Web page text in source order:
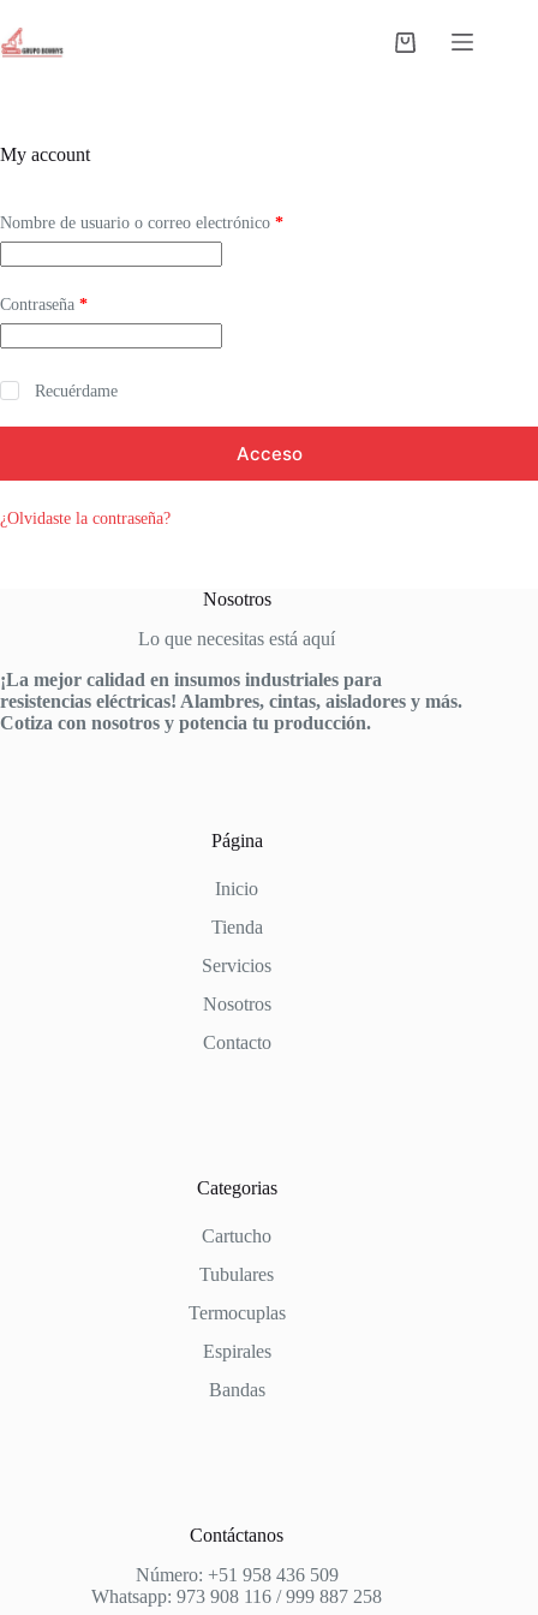
contenido
Carro
My account
Nombre de usuario o correo electrónico *Obligatorio
Contraseña *Obligatorio
Recuérdame
Acceso
¿Olvidaste la contraseña?
Nosotros
Lo que necesitas está aquí
¡La mejor calidad en insumos industriales para
resistencias eléctricas! Alambres, cintas, aisladores y más.
Cotiza con nosotros y potencia tu producción.
Página
Inicio
Tienda
Servicios
Nosotros
Contacto
Categorias
Cartucho
Tubulares
Termocuplas
Espirales
Bandas
Contáctanos
Número: +51 958 436 509
Whatsapp: 973 908 116 / 999 887 258